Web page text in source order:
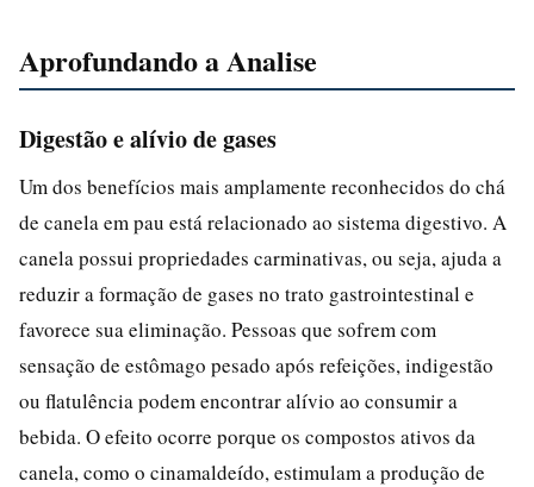
Aprofundando a Analise
Digestão e alívio de gases
Um dos benefícios mais amplamente reconhecidos do chá
de canela em pau está relacionado ao sistema digestivo. A
canela possui propriedades carminativas, ou seja, ajuda a
reduzir a formação de gases no trato gastrointestinal e
favorece sua eliminação. Pessoas que sofrem com
sensação de estômago pesado após refeições, indigestão
ou flatulência podem encontrar alívio ao consumir a
bebida. O efeito ocorre porque os compostos ativos da
canela, como o cinamaldeído, estimulam a produção de